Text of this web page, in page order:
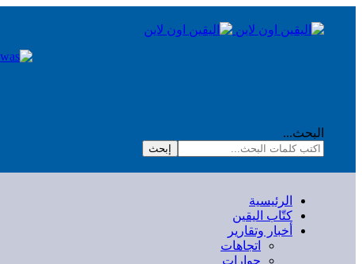
البحث...
إبحث
الرئيسية
كتّاب اليقين
أخبار وتقارير
اتجاهات
حوارات